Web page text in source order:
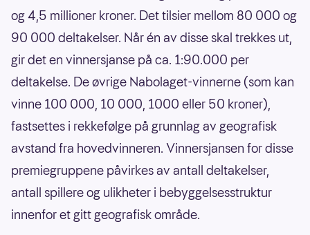
og 4,5 millioner kroner. Det tilsier mellom 80 000 og
90 000 deltakelser. Når én av disse skal trekkes ut,
gir det en vinnersjanse på ca. 1:90.000 per
deltakelse. De øvrige Nabolaget-vinnerne (som kan
vinne 100 000, 10 000, 1000 eller 50 kroner),
fastsettes i rekkefølge på grunnlag av geografisk
avstand fra hovedvinneren. Vinnersjansen for disse
premiegruppene påvirkes av antall deltakelser,
antall spillere og ulikheter i bebyggelsesstruktur
innenfor et gitt geografisk område.